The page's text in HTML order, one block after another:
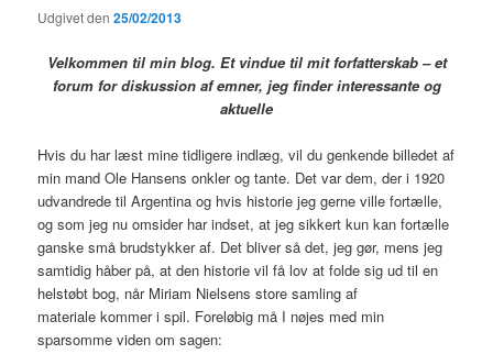
Udgivet den25/02/2013
Velkommen til min blog. Et vindue til mit forfatterskab – et
forum for diskussion af emner, jeg finder interessante og
aktuelle
Hvis du har læst mine tidligere indlæg, vil du genkende billedet af
min mand Ole Hansens onkler og tante. Det var dem, der i 1920
udvandrede til Argentina og hvis historie jeg gerne ville fortælle,
og som jeg nu omsider har indset, at jeg sikkert kun kan fortælle
ganske små brudstykker af. Det bliver så det, jeg gør, mens jeg
samtidig håber på, at den historie vil få lov at folde sig ud til en
helstøbt bog, når Miriam Nielsens store samling af
materiale kommer i spil. Foreløbig må I nøjes med min
sparsomme viden om sagen: